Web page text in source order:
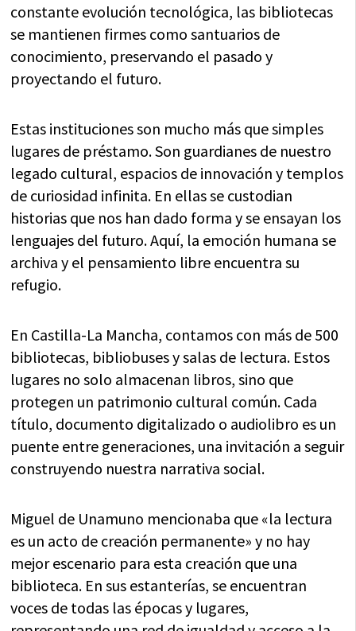
constante evolución tecnológica, las bibliotecas
se mantienen firmes como santuarios de
conocimiento, preservando el pasado y
proyectando el futuro.
Estas instituciones son mucho más que simples
lugares de préstamo. Son guardianes de nuestro
legado cultural, espacios de innovación y templos
de curiosidad infinita. En ellas se custodian
historias que nos han dado forma y se ensayan los
lenguajes del futuro. Aquí, la emoción humana se
archiva y el pensamiento libre encuentra su
refugio.
En Castilla-La Mancha, contamos con más de 500
bibliotecas, bibliobuses y salas de lectura. Estos
lugares no solo almacenan libros, sino que
protegen un patrimonio cultural común. Cada
título, documento digitalizado o audiolibro es un
puente entre generaciones, una invitación a seguir
construyendo nuestra narrativa social.
Miguel de Unamuno mencionaba que «la lectura
es un acto de creación permanente» y no hay
mejor escenario para esta creación que una
biblioteca. En sus estanterías, se encuentran
voces de todas las épocas y lugares,